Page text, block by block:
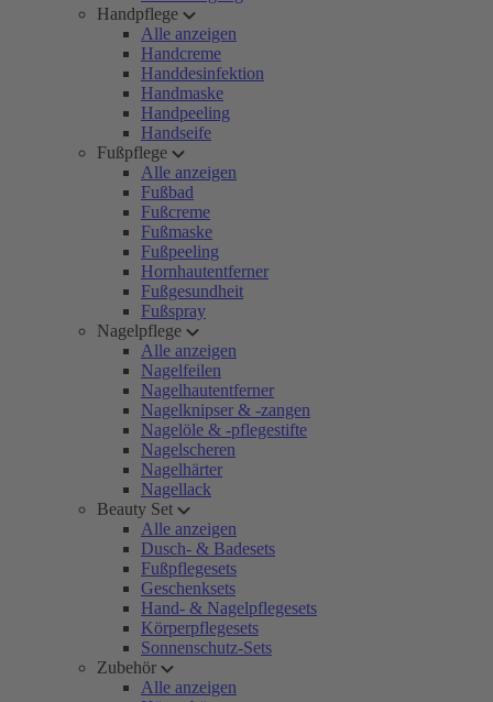
Handpflege
Alle anzeigen
Handcreme
Handdesinfektion
Handmaske
Handpeeling
Handseife
Fußpflege
Alle anzeigen
Fußbad
Fußcreme
Fußmaske
Fußpeeling
Hornhautentferner
Fußgesundheit
Fußspray
Nagelpflege
Alle anzeigen
Nagelfeilen
Nagelhautentferner
Nagelknipser & -zangen
Nagelöle & -pflegestifte
Nagelscheren
Nagelhärter
Nagellack
Beauty Set
Alle anzeigen
Dusch- & Badesets
Fußpflegesets
Geschenksets
Hand- & Nagelpflegesets
Körperpflegesets
Sonnenschutz-Sets
Zubehör
Alle anzeigen